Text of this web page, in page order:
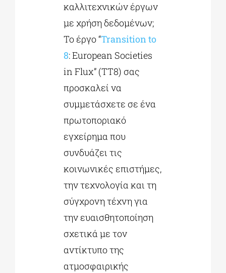
καλλιτεχνικών έργων
με χρήση δεδομένων;
Το έργο “Transition to
8: European Societies
in Flux” (TT8) σας
προσκαλεί να
συμμετάσχετε σε ένα
πρωτοποριακό
εγχείρημα που
συνδυάζει τις
κοινωνικές επιστήμες,
την τεχνολογία και τη
σύγχρονη τέχνη για
την ευαισθητοποίηση
σχετικά με τον
αντίκτυπο της
ατμοσφαιρικής